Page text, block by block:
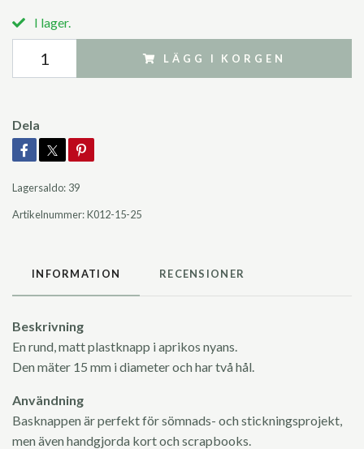
I lager.
LÄGG I KORGEN
Dela
Lagersaldo: 39
Artikelnummer:K012-15-25
INFORMATION RECENSIONER
Beskrivning
En rund, matt plastknapp i aprikos nyans.
Den mäter 15 mm i diameter och har två hål.
Användning
Basknappen är perfekt för sömnads- och stickningsprojekt,
men även handgjorda kort och scrapbooks.